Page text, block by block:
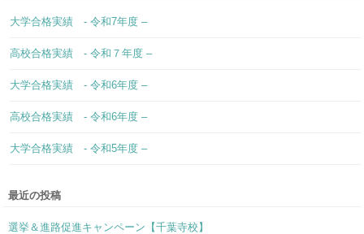
大学合格実績 - 令和7年度 –
高校合格実績 - 令和７年度 –
大学合格実績 - 令和6年度 –
高校合格実績 - 令和6年度 –
大学合格実績 - 令和5年度 –
最近の投稿
選挙＆進路促進キャンペーン【千葉寺校】